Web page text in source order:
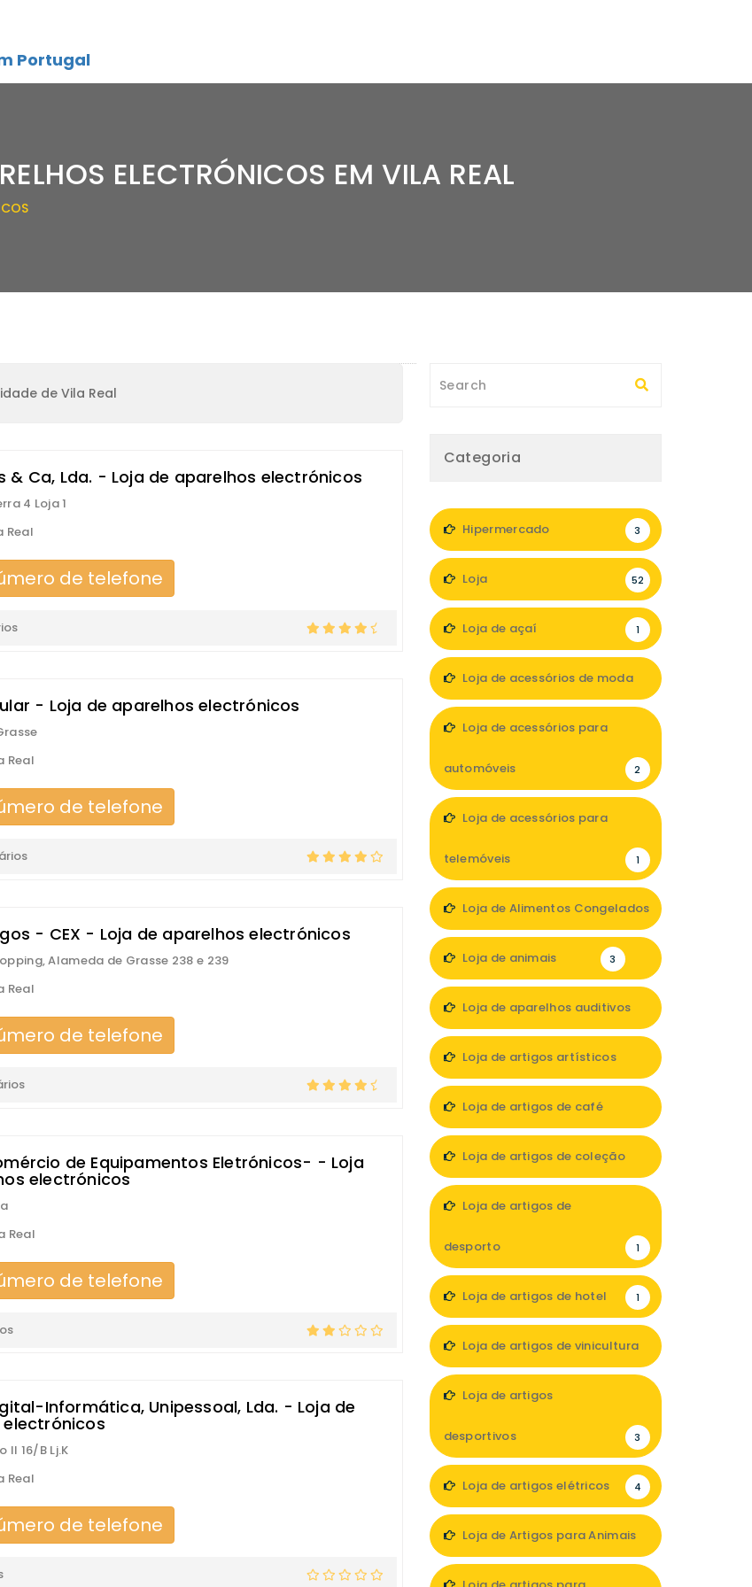
Portugal
ELECTRÓNICOS EM VILA REAL
de Vila Real
& Ca, Lda. - Loja de aparelhos electrónicos
4 Loja 1
Real
de telefone
- Loja de aparelhos electrónicos
Real
de telefone
- CEX - Loja de aparelhos electrónicos
Alameda de Grasse 238 e 239
Real
de telefone
de Equipamentos Eletrónicos- - Loja
electrónicos
Real
de telefone
Informática, Unipessoal, Lda. - Loja de
II 16/B Lj.K
Real
de telefone
Categoria
Hipermercado 3
Loja 52
Loja de açaí 1
Loja de acessórios de moda
Loja de acessórios para
automóveis 2
Loja de acessórios para
telemóveis 1
Loja de Alimentos Congelados
Loja de animais 3
Loja de aparelhos auditivos
Loja de artigos artísticos
Loja de artigos de café
Loja de artigos de coleção
Loja de artigos de
desporto 1
Loja de artigos de hotel 1
Loja de artigos de vinicultura
Loja de artigos
desportivos 3
Loja de artigos elétricos 4
Loja de Artigos para Animais